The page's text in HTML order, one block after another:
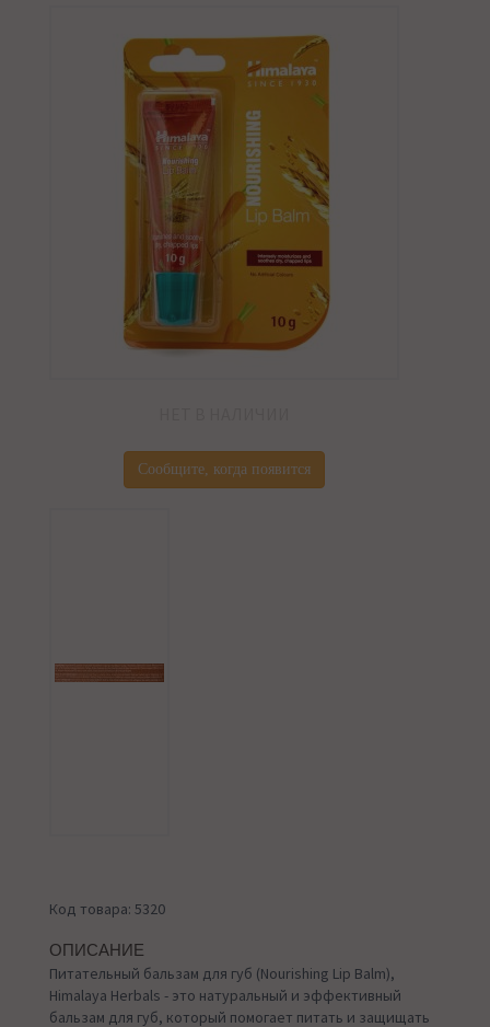
Сообщите, когда появится
Код товара: 5320
ОПИСАНИЕ
Питательный бальзам для губ (Nourishing Lip Balm),
Himalaya Herbals - это натуральный и эффективный
бальзам для губ, который помогает питать и защищать